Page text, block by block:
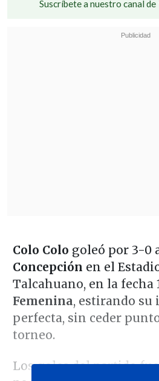
Suscríbete a nuestro canal de
Colo Colo goleó por 3-0
Concepción en el
Talcahuano, en la fecha
Femenina, estirando su
perfecta, sin ceder
torneo.
Los goles del partido